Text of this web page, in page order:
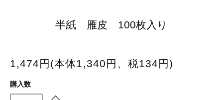
半紙 雁皮 100枚入り
1,474円(本体1,340円、税134円)
購入数